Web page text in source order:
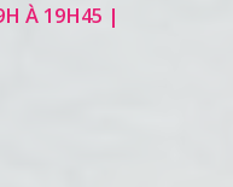
À 19H45 |